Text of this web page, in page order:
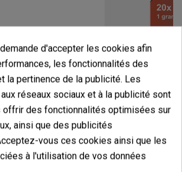
plus
18,00 €
d'accepter les cookies afin
les fonctionnalités des
la pertinence de la publicité. Les
réseaux sociaux et à la publicité sont
offrir des fonctionnalités optimisées sur
ainsi que des publicités
vous ces cookies ainsi que les
à l'utilisation de vos données